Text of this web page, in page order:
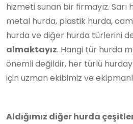
hizmeti sunan bir firmayız. Sarı
metal hurda, plastik hurda,
hurda ve diğer hurda türlerini
almaktayız. Hangi tür hurda
önemli değildir, her türlü
için uzman ekibimiz ve
Aldığımız diğer hurda